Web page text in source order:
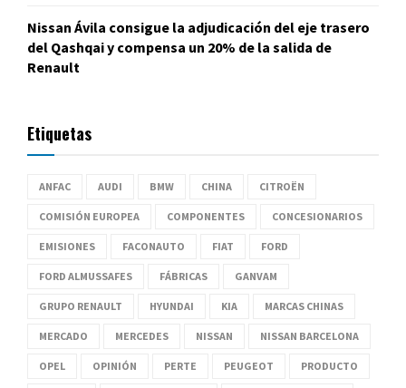
Nissan Ávila consigue la adjudicación del eje trasero
del Qashqai y compensa un 20% de la salida de
Renault
Etiquetas
ANFAC AUDI BMW CHINA CITROËN
COMISIÓN EUROPEA COMPONENTES CONCESIONARIOS
EMISIONES FACONAUTO FIAT FORD
FORD ALMUSSAFES FÁBRICAS GANVAM
GRUPO RENAULT HYUNDAI KIA MARCAS CHINAS
MERCADO MERCEDES NISSAN NISSAN BARCELONA
OPEL OPINIÓN PERTE PEUGEOT PRODUCTO